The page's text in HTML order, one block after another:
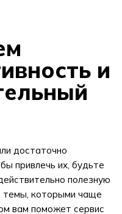
и
достаточно
привлечь их, будьте
полезную
которыми чаще
вам поможет сервис